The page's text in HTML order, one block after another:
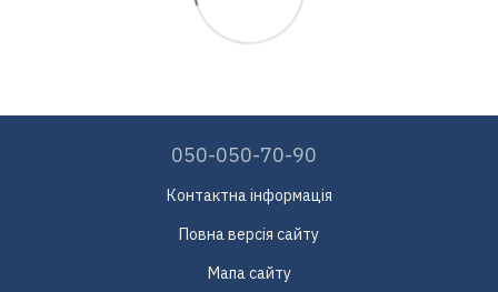
050-050-70-90
Контактна інформація
Повна версія сайту
Мапа сайту